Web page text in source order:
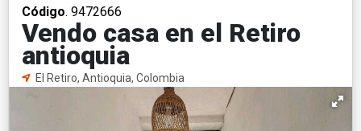
Código. 9472666
Vendo casa en el Retiro
antioquia
El Retiro, Antioquia, Colombia